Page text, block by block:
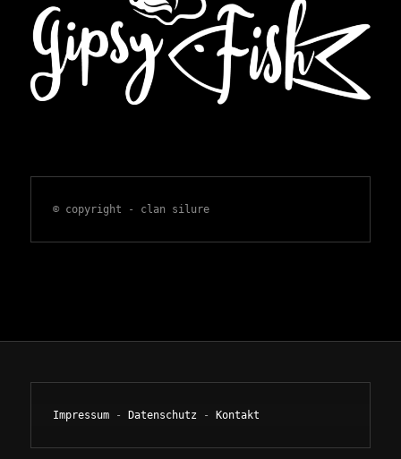
© copyright - clan silure
Impressum - Datenschutz - Kontakt